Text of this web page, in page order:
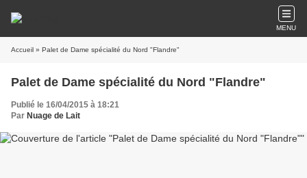
MENU
Accueil » Palet de Dame spécialité du Nord "Flandre"
Palet de Dame spécialité du Nord "Flandre"
Publié le 16/04/2015 à 18:21
Par Nuage de Lait